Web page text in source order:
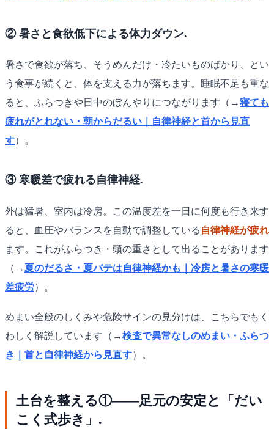
② 暑さと食欲低下による体力ダウン.
暑さで食欲が落ち、そうめんだけ・冷たいものばかり、とい
う食事が続くと、体を支える力が落ちます。睡眠不足も重な
ると、ふらつきや日中のぼんやりにつながります（→寝ても
疲れがとれない・朝からだるい｜自律神経と首から見直
す）。
③ 寒暖差で疲れる自律神経.
外は猛暑、室内は冷房。この温度差を一日に何度も行き来す
ると、血圧やバランスを自動で調整している 自律神経が疲れ
ます。これがふらつき・頭の重さとして出ることがあります
（→夏のだるさ・夏バテは自律神経かも｜冷房と暑さの寒暖
差疲労）。
めまい全般のしくみや危険サインの見分けは、こちらでもく
わしく解説しています（→検査で異常なしのめまい・ふらつ
き｜首と自律神経から見直す）。
土台を整える①——足元の安定と「だい
こく式歩き」.